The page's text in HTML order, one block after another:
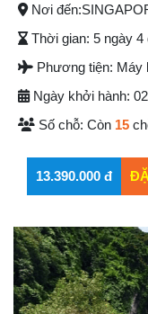
Nơi đến:
Thời gian: 5 ngày 4
Phương tiện: Máy
Ngày khởi hành:
Số chỗ: Còn 15